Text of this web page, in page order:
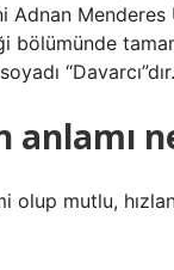
Adnan Menderes
bölümünde
“Davarcı”dır.
anlamı
olup mutlu,